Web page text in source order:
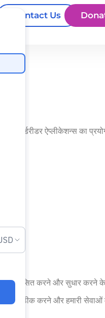
Contact Us
वर्ल्‍डरीडर ऐप्‍लीकेशन्‍स का
विकसित करने और सुधार करने
को ठीक करने और हमारी सेवाओं